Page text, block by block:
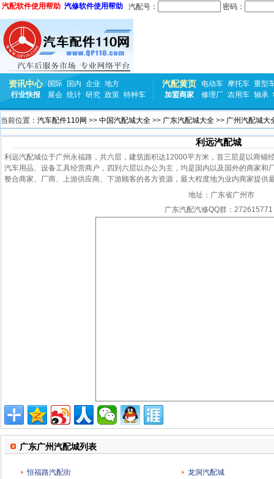
汽配软件使用帮助 汽修软件使用帮助 汽配号： 密码：
资讯中心 国际 国内 企业 地方
行业快报
展会 统计 研究 政策 特种车
汽配黄页 电动车 摩托车 重型
加盟商家
修理厂 农用车 轴承
当前位置： 汽车配件110网 >> 中国汽配城大全 >> 广东汽配城大全 >> 广州汽配城大
利远汽配城
利远汽配城位于广州永福路，共六层，建筑面积达12000平方米，首三层是以商铺
汽车用品、设备工具经营商户，四到六层以办公为主，均是国内以及国外的商家和
整合商家、厂商、上游供应商、下游顾客的各方资源，最大程度地为业内商家提供
地址： 广东省广州市
广东汽配汽修QQ群：272615771
广东广州汽配城列表
恒福路汽配街
龙洞汽配城